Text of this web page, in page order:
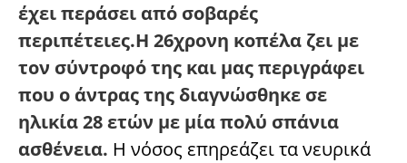
έχει περάσει από σοβαρές
περιπέτειες.Η 26χρονη κοπέλα ζει με
τον σύντροφό της και μας περιγράφει
που ο άντρας της διαγνώσθηκε σε
ηλικία 28 ετών με μία πολύ σπάνια
ασθένεια. Η νόσος επηρεάζει τα νευρικά